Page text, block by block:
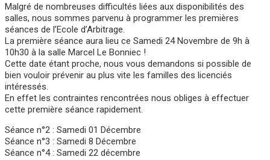
Malgré de nombreuses difficultés liées aux disponibilités des
salles, nous sommes parvenu à programmer les premières
séances de l’Ecole d’Arbitrage.
La première séance aura lieu ce Samedi 24 Novembre de 9h à
10h30 à la salle Marcel Le Bonniec !
Cette date étant proche, nous vous demandons si possible de
bien vouloir prévenir au plus vite les familles des licenciés
intéressés.
En effet les contraintes rencontrées nous obliges à effectuer
cette première séance rapidement.
Séance n°2 : Samedi 01 Décembre
Séance n°3 : Samedi 8 Décembre
Séance n°4 : Samedi 22 décembre